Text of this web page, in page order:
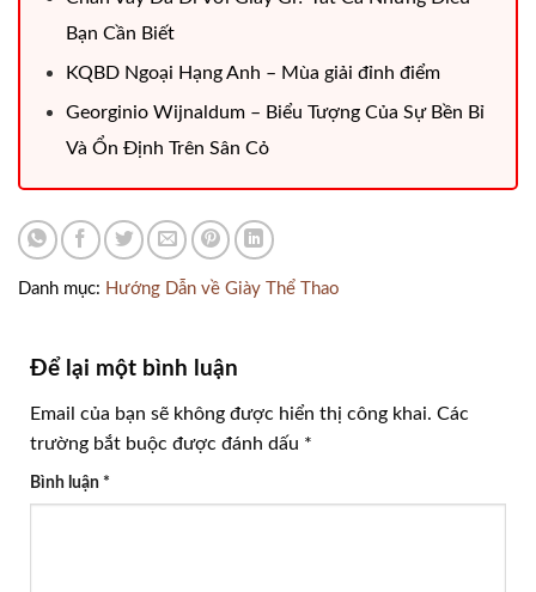
Bạn Cần Biết
KQBD Ngoại Hạng Anh – Mùa giải đỉnh điểm
Georginio Wijnaldum – Biểu Tượng Của Sự Bền Bỉ
Và Ổn Định Trên Sân Cỏ
Danh mục: Hướng Dẫn về Giày Thể Thao
Để lại một bình luận
Email của bạn sẽ không được hiển thị công khai. Các
trường bắt buộc được đánh dấu *
Bình luận *